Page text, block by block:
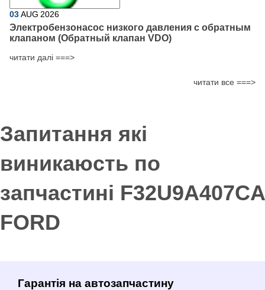
03AUG 2026
Электробензонасос низкого давления с обратным
клапаном (Обратный клапан VDO)
читати далі ===>
читати все ===>
Запитання які
виникаюсть по
запчастині F32U9A407CA
FORD
Гарантія на автозапчастину